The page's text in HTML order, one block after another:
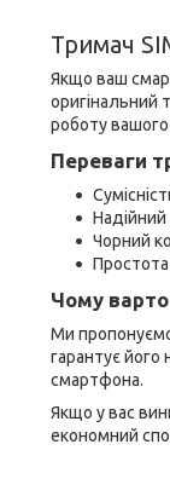
Тримач
Якщо ваш
оригінальний
роботу
Переваги
Надійний
Чорний
Простота
Чому
Ми пропонуємо
гарантує його
смартфона.
Якщо у вас
економний